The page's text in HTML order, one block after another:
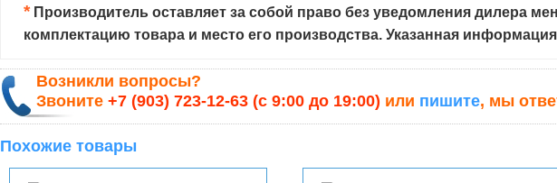
*Производитель оставляет за собой право без уведомления дилера
комплектацию товара и место его производства. Указанная
Возникли вопросы?
Звоните+7 (903) 723-12-63 (с 9:00 до 19:00) или пишите, мы
Похожие товары